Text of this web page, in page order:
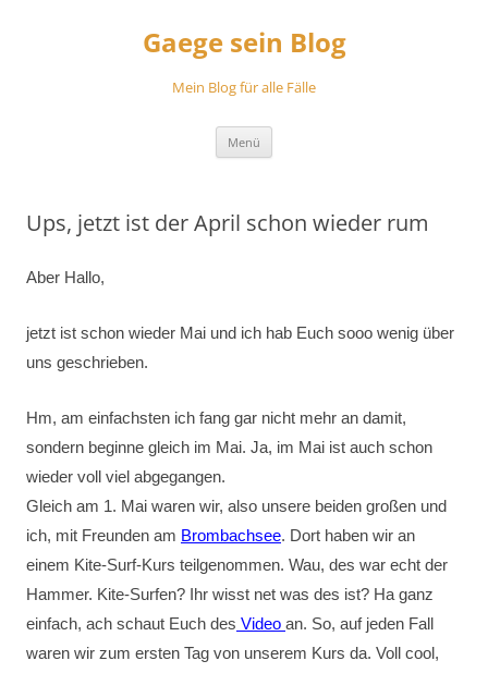
Gaege sein Blog
Mein Blog für alle Fälle
Menü
Ups, jetzt ist der April schon wieder rum
Aber Hallo,
jetzt ist schon wieder Mai und ich hab Euch sooo wenig über
uns geschrieben.
Hm, am einfachsten ich fang gar nicht mehr an damit,
sondern beginne gleich im Mai. Ja, im Mai ist auch schon
wieder voll viel abgegangen.
Gleich am 1. Mai waren wir, also unsere beiden großen und
ich, mit Freunden am Brombachsee. Dort haben wir an
einem Kite-Surf-Kurs teilgenommen. Wau, des war echt der
Hammer. Kite-Surfen? Ihr wisst net was des ist? Ha ganz
einfach, ach schaut Euch des Video an. So, auf jeden Fall
waren wir zum ersten Tag von unserem Kurs da. Voll cool,